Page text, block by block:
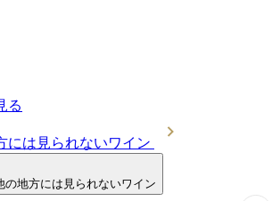
る
には見られないワイン
の地方には見られないワイン